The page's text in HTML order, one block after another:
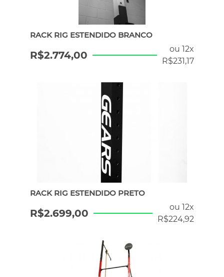
RACK RIG ESTENDIDO BRANCO
ou 12x
R$231,17
R$2.774,00
RACK RIG ESTENDIDO PRETO
ou 12x
R$224,92
R$2.699,00